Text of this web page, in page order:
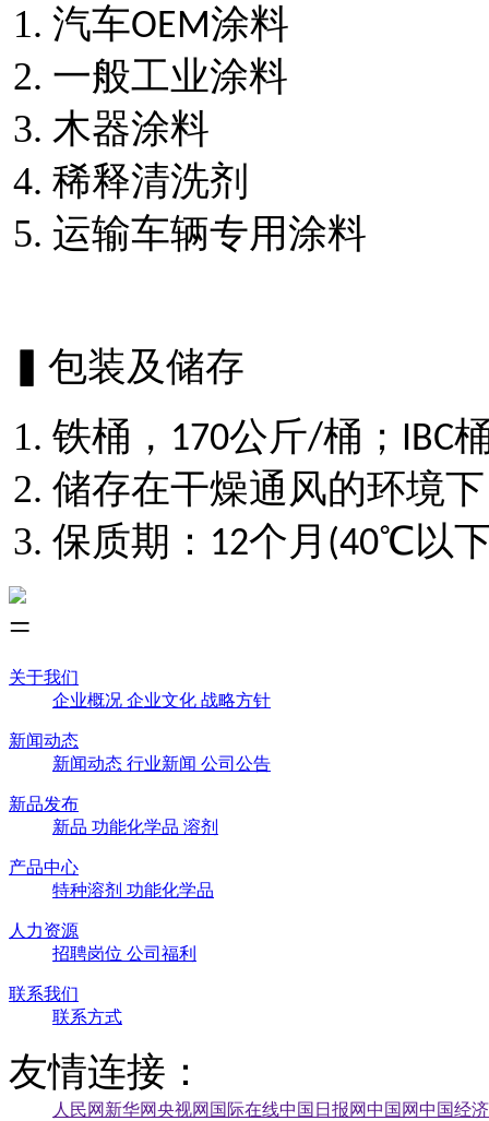
汽车OEM涂料
一般工业涂料
木器涂料
稀释清洗剂
运输车辆专用涂料
▍包装及储存
铁桶， 170公斤/桶； IBC
储存在干燥通风的环境下
保质期： 12个月 (40℃以
关于我们
企业概况 企业文化 战略方针
新闻动态
新闻动态 行业新闻 公司公告
新品发布
新品 功能化学品 溶剂
产品中心
特种溶剂 功能化学品
人力资源
招聘岗位 公司福利
联系我们
联系方式
友情连接：
人民网 新华网央视网 国际在线中国日报网中国网中国经